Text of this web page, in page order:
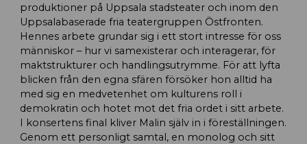
produktioner på Uppsala stadsteater och inom den
Uppsalabaserade fria teatergruppen Östfronten.
Hennes arbete grundar sig i ett stort intresse för oss
människor – hur vi samexisterar och interagerar, för
maktstrukturer och handlingsutrymme. För att lyfta
blicken från den egna sfären försöker hon alltid ha
med sig en medvetenhet om kulturens roll i
demokratin och hotet mot det fria ordet i sitt arbete.
I konsertens final kliver Malin själv in i föreställningen.
Genom ett personligt samtal, en monolog och sitt